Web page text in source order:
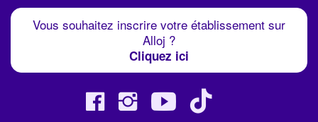
Vous souhaitez inscrire votre établissement sur
Alloj ?
Cliquez ici